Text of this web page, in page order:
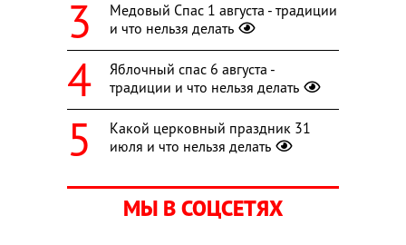
Медовый Спас 1 августа - традиции
и что нельзя делать
Яблочный спас 6 августа -
традиции и что нельзя делать
Какой церковный праздник 31
июля и что нельзя делать
МЫ В СОЦСЕТЯХ